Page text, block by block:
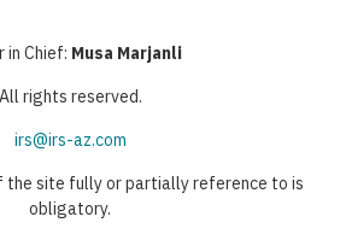
in Chief: Musa Marjanli
All rights reserved.
irs@irs-az.com
the site fully or partially reference to is
obligatory.